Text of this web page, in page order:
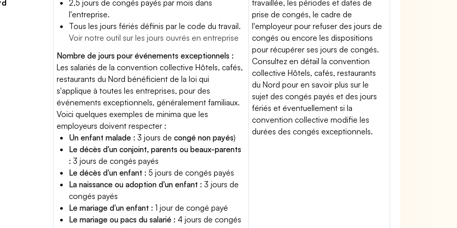
2,5 jours de congés payés par mois dans
l'entreprise.
Tous les jours fériés définis par le code du travail.
Voir notre outil sur les jours ouvrés en entreprise
Nombre de jours pour événements exceptionnels :
Les salariés de la convention collective Hôtels, cafés,
restaurants du Nord bénéficient de la loi qui
s'applique à toutes les entreprises, pour des
événements exceptionnels, généralement familiaux.
Voici quelques exemples de minima que les
employeurs doivent respecter :
Un enfant malade : 3 jours decongé non payés)
Le décès d'un conjoint, parents ou beaux-parents
: 3 jours de congés payés
Le décès d'un enfant : 5 jours de congés payés
La naissance ou adoption d'un enfant : 3 jours de
congés payés
Le mariage d'un enfant : 1 jour de congé payé
Le mariage ou pacs du salarié : 4 jours de congés
travaillée, les périodes et dates de
prise de congés, le cadre de
l'employeur pour refuser des jours de
congés ou encore les dispositions
pour récupérer ses jours de congés.
Consultez en détail la convention
collective Hôtels, cafés, restaurants
du Nord pour en savoir plus sur le
sujet des congés payés et des jours
fériés et éventuellement si la
convention collective modifie les
durées des congés exceptionnels.